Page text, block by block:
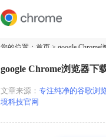
您的位置： 首页 > google
文章来源： 专注纯净的谷歌浏
境科技官网